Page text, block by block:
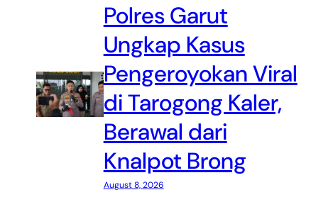
Polres Garut
Ungkap Kasus
Pengeroyokan Viral
di Tarogong Kaler,
Berawal dari
Knalpot Brong
August 8, 2026